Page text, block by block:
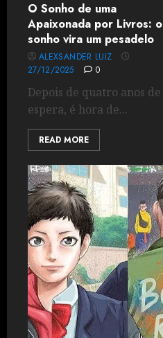
O Sonho de uma
Apaixonada por Livros: o
sonho vira um pesadelo
ALEXSANDER LUIZ
27/12/2025
0
Depois de quatro anos de
espera, é hora de...
READ MORE